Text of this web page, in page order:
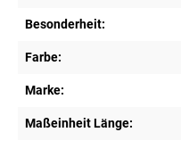
Besonderheit:
Farbe:
Marke:
Maßeinheit Länge: